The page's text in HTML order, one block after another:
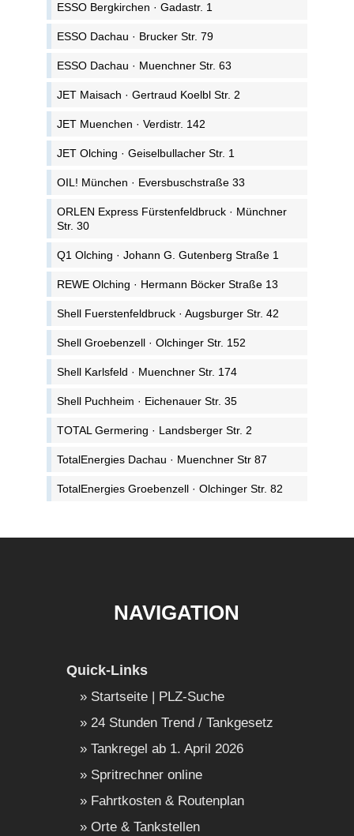
ESSO Bergkirchen · Gadastr. 1
ESSO Dachau · Brucker Str. 79
ESSO Dachau · Muenchner Str. 63
JET Maisach · Gertraud Koelbl Str. 2
JET Muenchen · Verdistr. 142
JET Olching · Geiselbullacher Str. 1
OIL! München · Eversbuschstraße 33
ORLEN Express Fürstenfeldbruck · Münchner
Str. 30
Q1 Olching · Johann G. Gutenberg Straße 1
REWE Olching · Hermann Böcker Straße 13
Shell Fuerstenfeldbruck · Augsburger Str. 42
Shell Groebenzell · Olchinger Str. 152
Shell Karlsfeld · Muenchner Str. 174
Shell Puchheim · Eichenauer Str. 35
TOTAL Germering · Landsberger Str. 2
TotalEnergies Dachau · Muenchner Str 87
TotalEnergies Groebenzell · Olchinger Str. 82
NAVIGATION
Quick-Links
Startseite | PLZ-Suche
24 Stunden Trend / Tankgesetz
Tankregel ab 1. April 2026
Spritrechner online
Fahrtkosten & Routenplan
Orte & Tankstellen